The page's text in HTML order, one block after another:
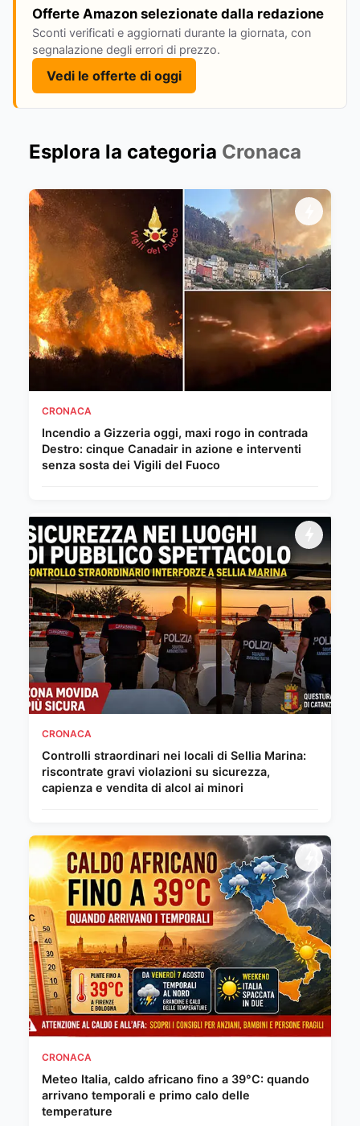
Offerte Amazon selezionate dalla redazione
Sconti verificati e aggiornati durante la giornata, con
segnalazione degli errori di prezzo.
Vedi le offerte di oggi
Esplora la categoria Cronaca
CRONACA
Incendio a Gizzeria oggi, maxi rogo in contrada
Destro: cinque Canadair in azione e interventi
senza sosta dei Vigili del Fuoco
CRONACA
Controlli straordinari nei locali di Sellia Marina:
riscontrate gravi violazioni su sicurezza,
capienza e vendita di alcol ai minori
CRONACA
Meteo Italia, caldo africano fino a 39°C: quando
arrivano temporali e primo calo delle
temperature